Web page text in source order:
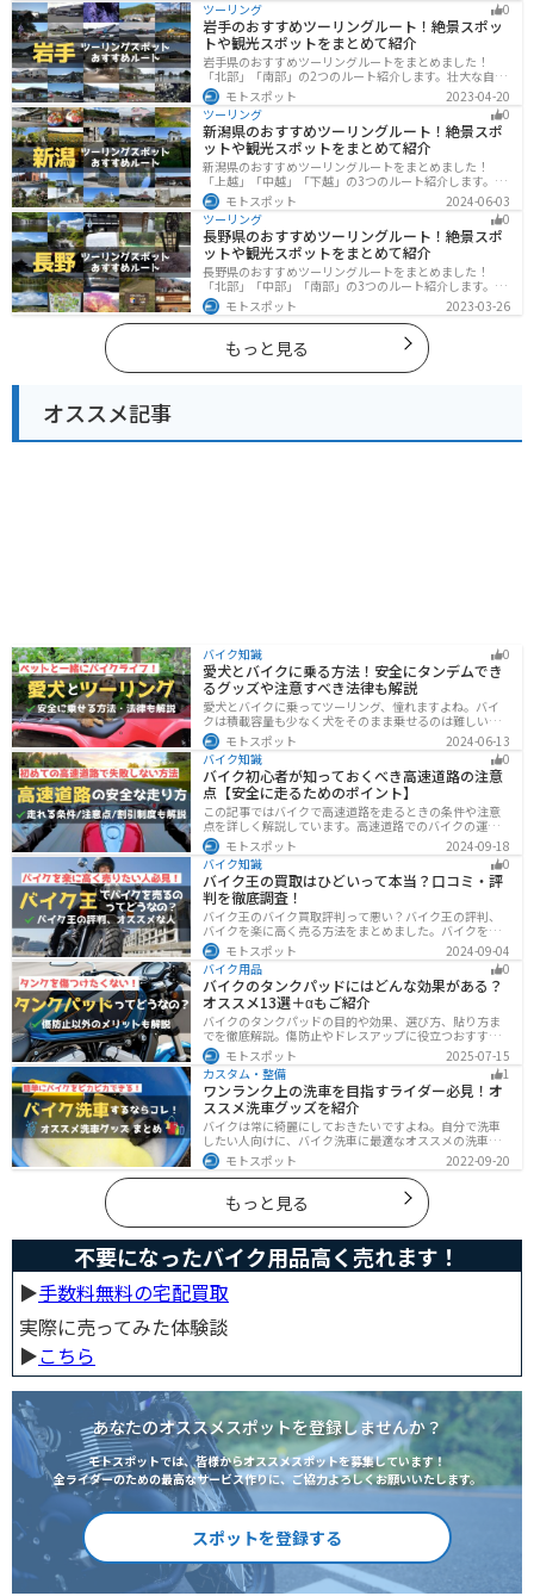
ツーリング
0
岩手のおすすめツーリングルート！絶景スポッ
トや観光スポットをまとめて紹介
岩手県のおすすめツーリングルートをまとめました！
「北部」「南部」の2つのルート紹介します。壮大な自然
や歴史的な観光スポットが多く存在するので楽しめま
す。バイクで岩手県にツーリングに行く際は参考にして
ください。
モトスポット
2023-04-20
ツーリング
0
新潟県のおすすめツーリングルート！絶景スポ
ットや観光スポットをまとめて紹介
新潟県のおすすめツーリングルートをまとめました！
「上越」「中越」「下越」の3つのルート紹介します。自
然豊かな山と海、グルメも充実しており、自然を満喫す
るツーリングができます。バイクで新潟県にツーリング
に行く際は参考にしてください。
モトスポット
2024-06-03
ツーリング
0
長野県のおすすめツーリングルート！絶景スポ
ットや観光スポットをまとめて紹介
長野県のおすすめツーリングルートをまとめました！
「北部」「中部」「南部」の3つのルート紹介します。諏
訪湖やビーナスラインのような全国でも有名なツーリン
グスポットが多数あります。バイクで長野県にツーリン
グに行く際は参考にしてください。
モトスポット 2023-03-26
もっと見る
オススメ記事
バイク知識 0
愛犬とバイクに乗る方法！安全にタンデムでき
るグッズや注意すべき法律も解説
愛犬とバイクに乗ってツーリング、憧れますよね。バイ
クは積載容量も少なく犬をそのまま乗せるのは難しいで
すが、専用アイテムを使えば実現できます。この記事で
は、安全に楽しむために必要な知識やグッズをまとめま
した。しっかりと準備して愛犬とバイクライフを満喫し
ましょう！
モトスポット
2024-06-13
バイク知識
0
バイク初心者が知っておくべき高速道路の注意
点【安全に走るためのポイント】
この記事ではバイクで高速道路を走るときの条件や注意
点を詳しく解説しています。高速道路でのバイクの運転
に不安を感じていませんか？実は安全に運転するには、
走行条件や注意点を正しく理解することが大切です。高
速道路でも安全にバイクの運転を楽しむ方法を紹介しま
す！
モトスポット
2024-09-18
バイク知識
0
バイク王の買取はひどいって本当？口コミ・評
判を徹底調査！
バイク王のバイク買取評判って悪い？バイク王の評判、
バイクを楽に高く売る方法をまとめました。バイクを売
却しようと考えている方は、是非参考にしてください。
モトスポット
2024-09-04
バイク用品
0
バイクのタンクパッドにはどんな効果がある？
オススメ13選＋αもご紹介
バイクのタンクパッドの目的や効果、選び方、貼り方ま
でを徹底解説。傷防止やドレスアップに役立つおすすめ
アイテムも紹介。初心者にも分かりやすい内容で、タン
クパッド選びに迷っている方に最適な情報をお届けしま
す。
モトスポット
2025-07-15
カスタム・整備
1
ワンランク上の洗車を目指すライダー必見！オ
ススメ洗車グッズを紹介
バイクは常に綺麗にしておきたいですよね。自分で洗車
したい人向けに、バイク洗車に最適なオススメの洗車グ
ッズを紹介します。汚れを落とすシャンプーからツヤを
出すワックスまで全て紹介します。自分でバイク洗車を
しようと思っている方は参考にしてください。
モトスポット 2022-09-20
もっと見る
不要になったバイク用品高く売れます！
▶︎手数料無料の宅配買取
実際に売ってみた体験談
▶︎こちら
あなたのオススメスポットを登録しませんか？
モトスポットでは、皆様からオススメスポットを募集しています！
全ライダーのための最高なサービス作りに、ご協力よろしくお願いいたします。
スポットを登録する